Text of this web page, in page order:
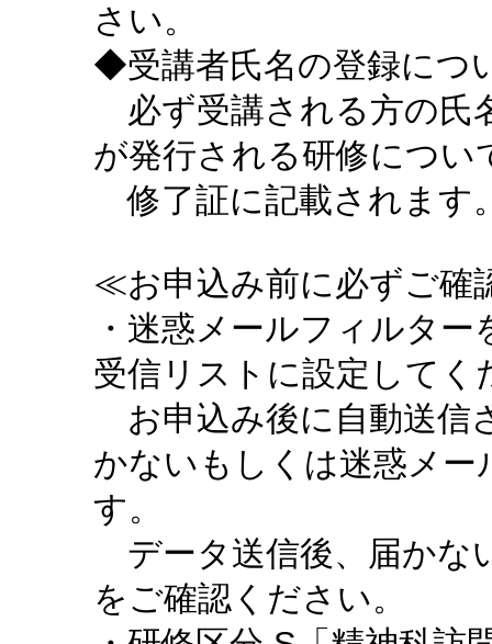
さい。
◆受講者氏名の登録につ
必ず受講される方の氏
が発行される研修につい
修了証に記載されます
≪お申込み前に必ずご確
・迷惑メールフィルタ
受信リストに設定してく
お申込み後に自動送信
かないもしくは迷惑メ
す。
データ送信後、届かな
をご確認ください。